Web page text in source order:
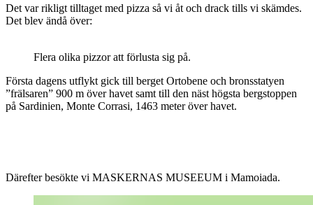
Det var rikligt tilltaget med pizza så vi åt och drack tills vi skämdes.
Det blev ändå över:
Flera olika pizzor att förlusta sig på.
Första dagens utflykt gick till berget Ortobene och bronsstatyen
”frälsaren” 900 m över havet samt till den näst högsta bergstoppen
på Sardinien, Monte Corrasi, 1463 meter över havet.
Därefter besökte vi MASKERNAS MUSEEUM i Mamoiada.